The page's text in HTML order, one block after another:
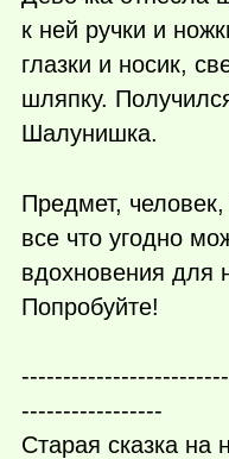
к ней ручки и
глазки и носик,
шляпку.
Шалунишка.
Предмет,
все что угодно
вдохновения для
Попробуйте!
-----------------
Старая сказка на